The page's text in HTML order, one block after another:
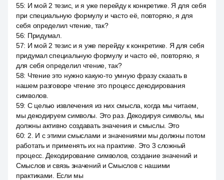
55: И мой 2 тезис, и я уже перейду к конкретике. Я для себя
при специальную формулу и часто её, повторяю, я для
себя определил чтение, так?
56: Придумал.
57: И мой 2 тезис и я уже перейду к конкретике. Я для себя
придумал специальную формулу и часто её, повторяю, я
для себя определил чтение, так?
58: Чтение это нужно какую-то умную фразу сказать в
нашем разговоре чтение это процесс декодирования
символов.
59: С целью извлечения из них смысла, когда мы читаем,
мы декодируем символы. Это раз. Декодируя символы, мы
должны активно создавать значения и смыслы. Это
60: 2. И с этими смыслами и значениями мы должны потом
работать и применять их на практике. Это 3 сложный
процесс. Декодирование символов, создание значений и
Смыслов и связь значений и Смыслов с нашими
практиками. Если мы